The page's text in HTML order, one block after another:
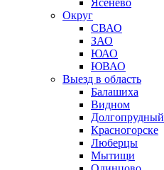
Ясенево
Округ
СВАО
ЗАО
ЮАО
ЮВАО
Выезд в область
Балашиха
Видном
Долгопрудный
Красногорске
Люберцы
Мытищи